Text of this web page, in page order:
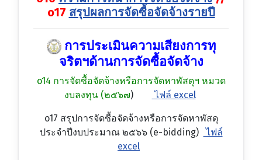
o17 สรุปผลการจัดซื้อจัดจ้างรายปี
การประเมินความเสียงการทุ
จริตฯด้านการจัดซื้อจัดจ้าง
o14 การจัดซื้อจัดจ้างหรือการจัดหาพัสดุฯ หมวด
งบลงทุน (๒๕๖๗) ไฟล์ excel
o17 สรุปการจัดซื้อจัดจ้างหรือการจัดหาพัสดุ
ประจำปีงบประมาณ ๒๕๖๖ (e-bidding) ไฟล์
excel